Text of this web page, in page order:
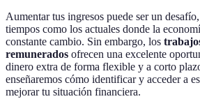
Aumentar tus ingresos puede ser un
tiempos como los actuales donde la
constante cambio. Sin embargo, los
remunerados ofrecen una excelente
dinero extra de forma flexible y a corto
enseñaremos cómo identificar y acceder a
mejorar tu situación financiera.